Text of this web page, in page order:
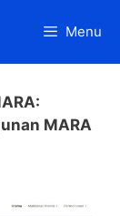
Menu
MARA